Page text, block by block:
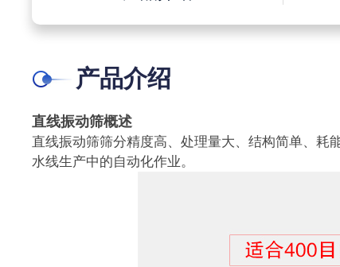
产品介绍
直线振动筛概述
直线振动筛筛分精度高、处理量大、结构简单、耗
水线生产中的自动化作业。